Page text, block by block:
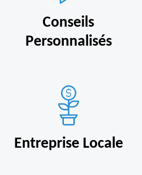
Conseils
Personnalisés
Entreprise Locale